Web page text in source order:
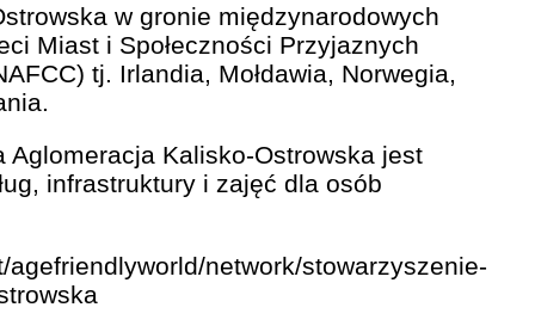
w gronie międzynarodowych
Miast i Społeczności Przyjaznych
tj. Irlandia, Mołdawia, Norwegia,
Aglomeracja Kalisko-Ostrowska jest
infrastruktury i zajęć dla osób
network/stowarzyszenie-